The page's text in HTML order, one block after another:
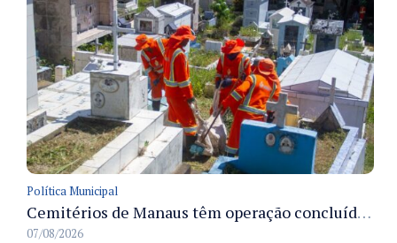
Política Municipal
Cemitérios de Manaus têm operação concluída e estrutura pronta para receber famílias no Dia dos Pais
07/08/2026